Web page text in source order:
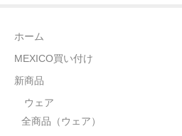
ORIGINAL
STILL 90’s
Brown Pride
ホーム
MEXICO買い付け
新商品
ウェア
全商品（ウェア）